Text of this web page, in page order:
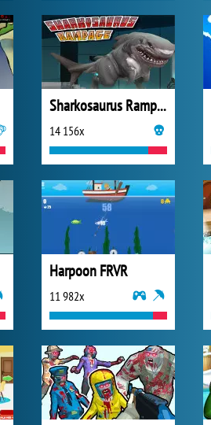
Sharkosaurus Rampage
14 156x
Harpoon FRVR
11 982x